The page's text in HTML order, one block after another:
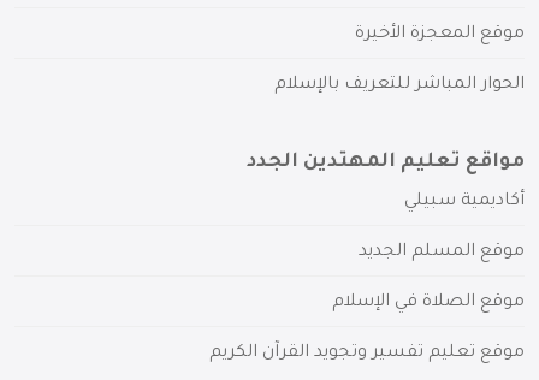
موقع المعجزة الأخيرة
الحوار المباشر للتعريف بالإسلام
مواقع تعليم المهتدين الجدد
أكاديمية سبيلي
موقع المسلم الجديد
موقع الصلاة في الإسلام
موقع تعليم تفسير وتجويد القرآن الكريم